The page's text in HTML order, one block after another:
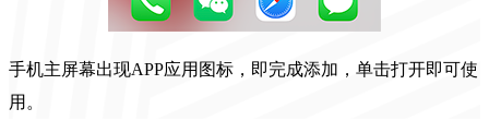
手机主屏幕出现APP应用图标，即完成添加，单击打开即可使
用。